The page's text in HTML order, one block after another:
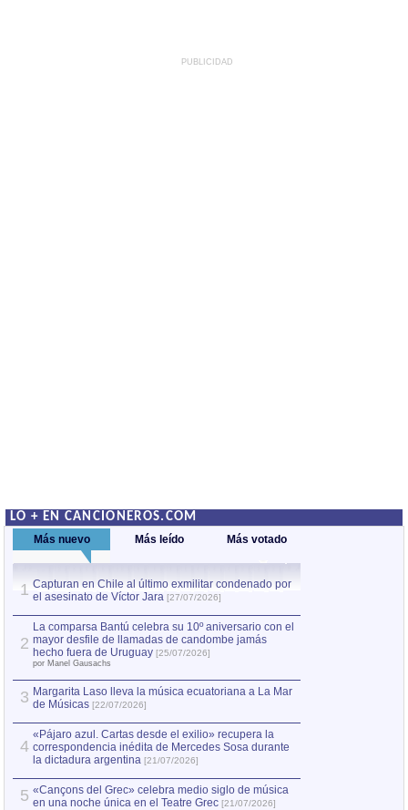
PUBLICIDAD
LO + EN CANCIONEROS.COM
Más nuevo Más leído Más votado
1 Capturan en Chile al último exmilitar condenado por
el asesinato de Víctor Jara [27/07/2026]
2
La comparsa Bantú celebra su 10º aniversario con el
mayor desfile de llamadas de candombe jamás
hecho fuera de Uruguay [25/07/2026]
por Manel Gausachs
3 Margarita Laso lleva la música ecuatoriana a La Mar
de Músicas [22/07/2026]
4
«Pájaro azul. Cartas desde el exilio» recupera la
correspondencia inédita de Mercedes Sosa durante
la dictadura argentina [21/07/2026]
5 «Cançons del Grec» celebra medio siglo de música
en una noche única en el Teatre Grec [21/07/2026]